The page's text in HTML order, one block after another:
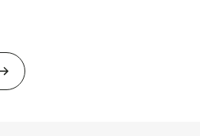
HA(kom.) - erhvervs­økonomi